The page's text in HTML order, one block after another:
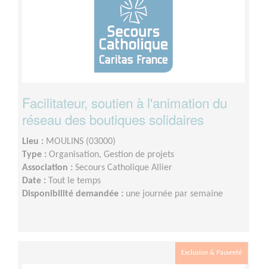
Facilitateur, soutien à l'animation du
réseau des boutiques solidaires
Lieu : MOULINS (03000)
Type : Organisation, Gestion de projets
Association : Secours Catholique Allier
Date :
Tout le temps
Disponibilité demandée : une journée par semaine
Exclusion & Pauvreté